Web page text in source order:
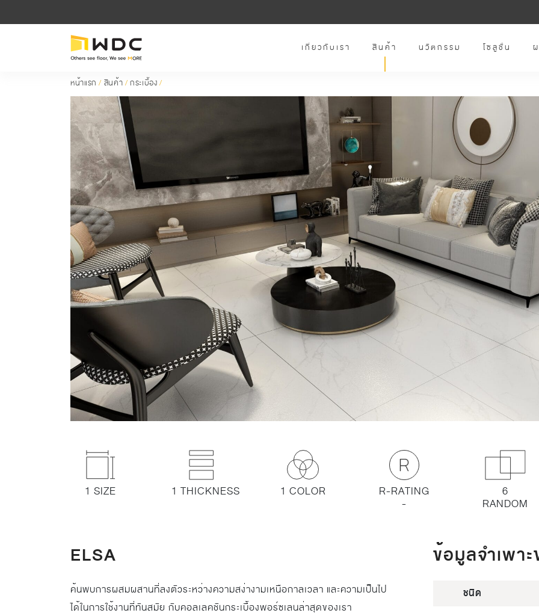
เกี่ยวกับเรา สินค้า นวัตกรรม โซลูชั่น
หน้าแรก / สินค้า /กระเบื้อง /
1 SIZE 1 THICKNESS 1 COLOR R-RATING
-
6
RANDOM
ELSA
ค้นพบการผสมผสานที่ลงตัวระหว่างความสง่างามเหนือกาลเวลา และความเป็นไป
ได้ในการใช้งานที่ทันสมัย กับคอลเลคชันกระเบื้องพอร์ซเลนล่าสุดของเรา
ข้อมูลจำเพา
ชนิด